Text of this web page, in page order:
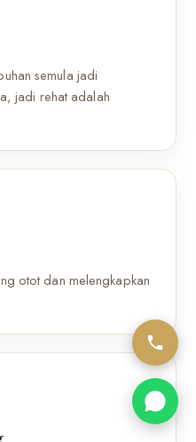
semula jadi
jadi rehat adalah
otot dan melengkapkan